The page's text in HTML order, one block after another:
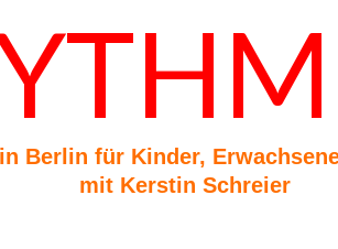
Berlin für Kinder,
mit Kerstin Schreier